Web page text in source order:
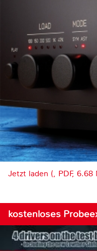
Jetzt laden (, PDF, 6.68
kostenloses